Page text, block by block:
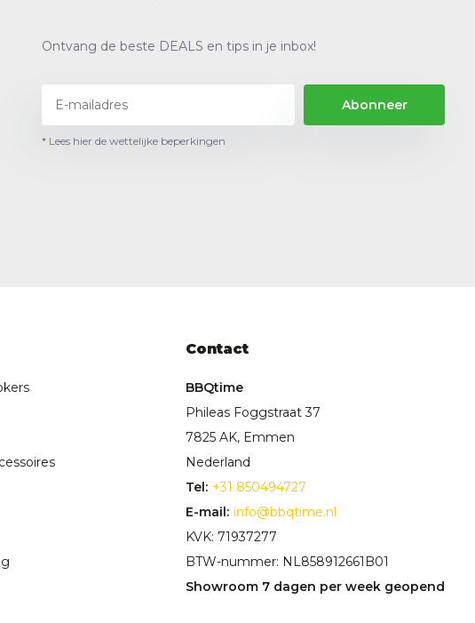
Ontvang de beste DEALS en tips in je inbox!
Abonneer
* Lees hier de wettelijke beperkingen
Contact
BBQtime
Phileas Foggstraat 37
7825 AK, Emmen
Nederland
Tel: +31 850494727
E-mail: info@bbqtime.nl
KVK: 71937277
BTW-nummer: NL858912661B01
Showroom 7 dagen per week geopend